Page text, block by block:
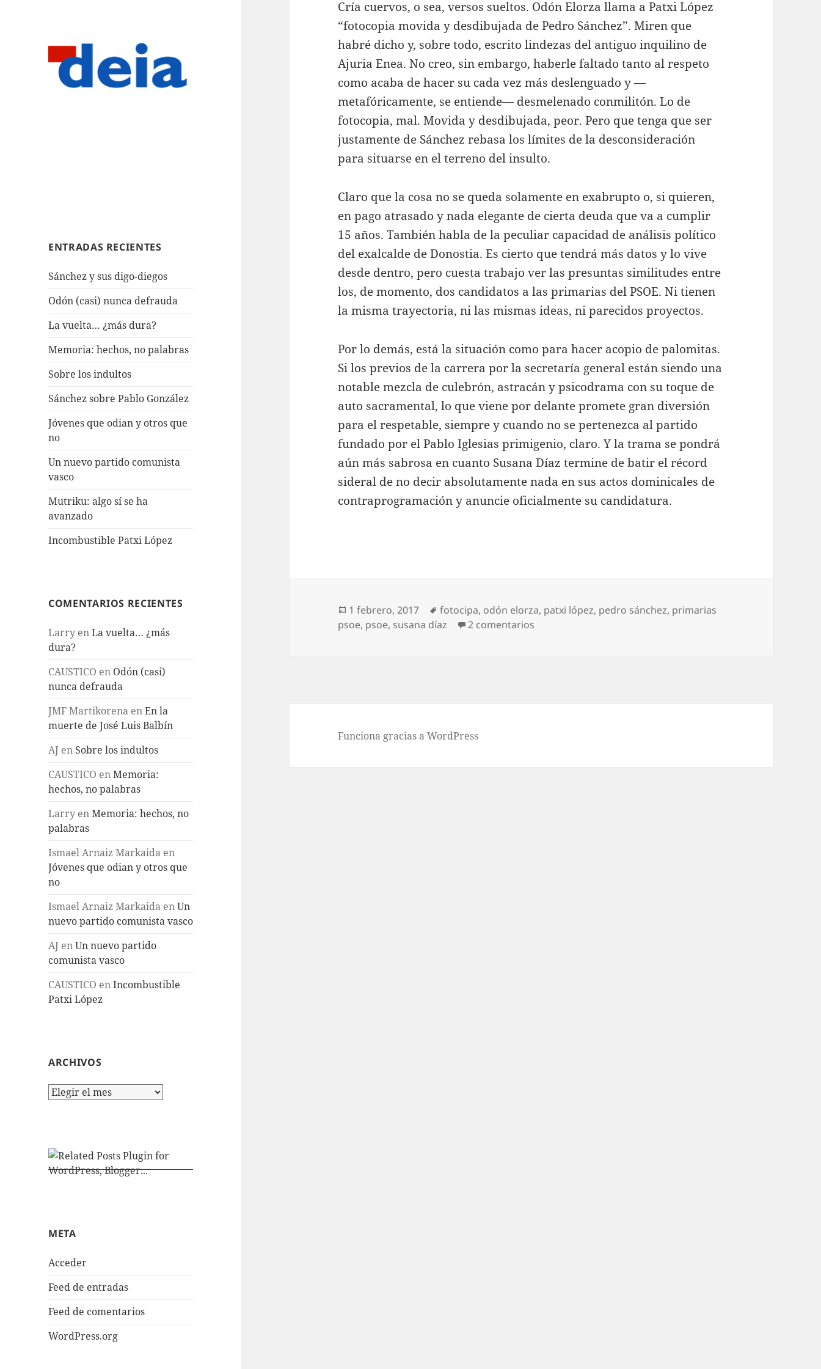
ENTRADAS RECIENTES
Sánchez y sus digo-diegos
Odón (casi) nunca defrauda
La vuelta… ¿más dura?
Memoria: hechos, no palabras
Sobre los indultos
Sánchez sobre Pablo González
Jóvenes que odian y otros que
no
Un nuevo partido comunista
vasco
Mutriku: algo sí se ha
avanzado
Incombustible Patxi López
COMENTARIOS RECIENTES
Larry enLa vuelta… ¿más
dura?
CAUSTICO en Odón (casi)
nunca defrauda
JMF Martikorena enEn la
muerte de José Luis Balbín
AJ en Sobre los indultos
CAUSTICO enMemoria:
hechos, no palabras
Larry enMemoria: hechos, no
palabras
Ismael Arnaiz Markaida en
Jóvenes que odian y otros que
no
Ismael Arnaiz Markaida enUn
nuevo partido comunista vasco
AJ enUn nuevo partido
comunista vasco
CAUSTICO enIncombustible
Patxi López
ARCHIVOS
Archivos
META
Acceder
Feed de entradas
Feed de comentarios
WordPress.org
Cría cuervos, o sea, versos sueltos. Odón Elorza llama a Patxi López
“fotocopia movida y desdibujada de Pedro Sánchez”. Miren que
habré dicho y, sobre todo, escrito lindezas del antiguo inquilino de
Ajuria Enea. No creo, sin embargo, haberle faltado tanto al respeto
como acaba de hacer su cada vez más deslenguado y —
metafóricamente, se entiende— desmelenado conmilitón. Lo de
fotocopia, mal. Movida y desdibujada, peor. Pero que tenga que ser
justamente de Sánchez rebasa los límites de la desconsideración
para situarse en el terreno del insulto.
Claro que la cosa no se queda solamente en exabrupto o, si quieren,
en pago atrasado y nada elegante de cierta deuda que va a cumplir
15 años. También habla de la peculiar capacidad de análisis político
del exalcalde de Donostia. Es cierto que tendrá más datos y lo vive
desde dentro, pero cuesta trabajo ver las presuntas similitudes entre
los, de momento, dos candidatos a las primarias del PSOE. Ni tienen
la misma trayectoria, ni las mismas ideas, ni parecidos proyectos.
Por lo demás, está la situación como para hacer acopio de palomitas.
Si los previos de la carrera por la secretaría general están siendo una
notable mezcla de culebrón, astracán y psicodrama con su toque de
auto sacramental, lo que viene por delante promete gran diversión
para el respetable, siempre y cuando no se pertenezca al partido
fundado por el Pablo Iglesias primigenio, claro. Y la trama se pondrá
aún más sabrosa en cuanto Susana Díaz termine de batir el récord
sideral de no decir absolutamente nada en sus actos dominicales de
contraprogramación y anuncie oficialmente su candidatura.
Publicado
el
1 febrero, 2017 Etiquetas
fotocipa, odón elorza, patxi lópez, pedro sánchez, primarias
psoe, psoe, susana díaz 2 comentarios
Funciona gracias a WordPress